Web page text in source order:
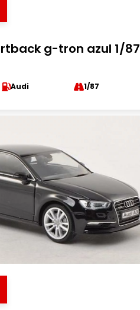
g-tron azul 1/87
Audi 1/87